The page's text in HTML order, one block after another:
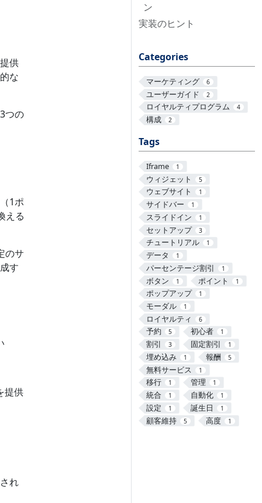
ン
実装のヒント
Categories
マーケティング 6
ユーザーガイド 2
ロイヤルティプログラム 4
構成 2
Tags
Iframe 1
ウィジェット 5
ウェブサイト 1
サイドバー 1
スライドイン 1
セットアップ 3
チュートリアル 1
データ 1
パーセンテージ割引 1
ボタン 1 ポイント 1
ポップアップ 1
モーダル 1
ロイヤルティ 6
予約 5 初心者 1
割引 3 固定割引 1
埋め込み 1 報酬 5
無料サービス 1
移行 1 管理 1
統合 1 自動化 1
設定 1 誕生日 1
顧客維持 5 高度 1
供
な
つの
1ポ
える
のサ
す
提供
れ